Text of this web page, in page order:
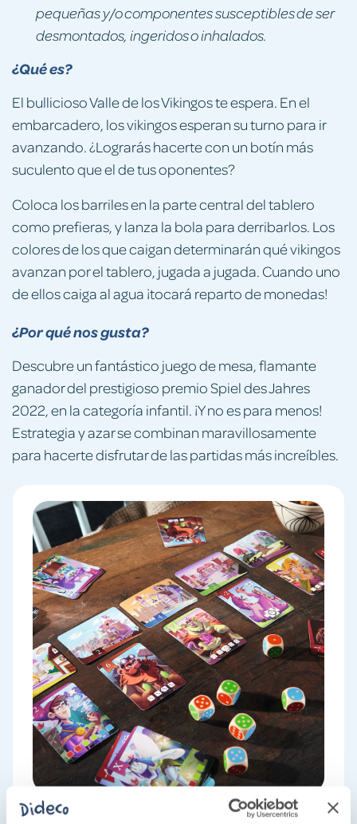
¿Qué es?
El bullicioso Valle de los Vikingos te espera. En el
embarcadero, los vikingos esperan su turno para ir
avanzando. ¿Lograrás hacerte con un botín más
suculento que el de tus oponentes?
Coloca los barriles en la parte central del tablero
como prefieras, y lanza la bola para derribarlos. Los
colores de los que caigan determinarán qué vikingos
avanzan por el tablero, jugada a jugada. Cuando uno
de ellos caiga al agua ¡tocará reparto de monedas!
¿Por qué nos gusta?
Descubre un fantástico juego de mesa, flamante
ganador del prestigioso premio Spiel des Jahres
2022, en la categoría infantil. ¡Y no es para menos!
Estrategia y azar se combinan maravillosamente
para hacerte disfrutar de las partidas más increíbles.
pequeñas y/o componentes susceptibles de ser
desmontados, ingeridos o inhalados.